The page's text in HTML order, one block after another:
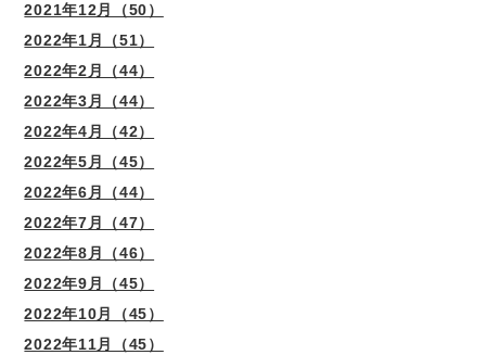
2021年12月（50）
2022年1月（51）
2022年2月（44）
2022年3月（44）
2022年4月（42）
2022年5月（45）
2022年6月（44）
2022年7月（47）
2022年8月（46）
2022年9月（45）
2022年10月（45）
2022年11月（45）